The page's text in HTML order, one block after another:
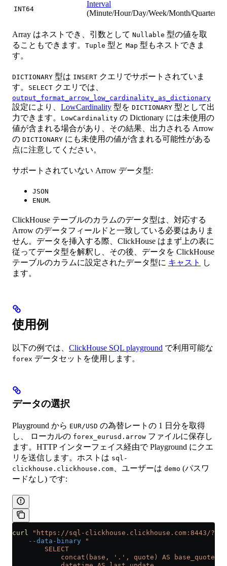
INT64
Interval
(Minute/Hour/Day/Week/Month/Quarter/
Array はネストでき、引数として Nullable 型の値を取
ることもできます。 Tuple 型と Map 型もネストできま
す。
DICTIONARY 型は INSERT クエリでサポートされていま
す。
SELECT クエリでは、
output_format_arrow_low_cardinality_as_dictionary
設定により、 LowCardinality 型を DICTIONARY 型として出
力できます。
LowCardinality の Dictionary には未使用の
値が含まれる場合があり、その結果、出力される Arrow
の DICTIONARY にも未使用の値が含まれる可能性がある
点に注意してください。
サポートされていない Arrow データ型:
JSON
ENUM.
ClickHouse テーブルのカラムのデータ型は、対応する
Arrow のデータフィールドと一致している必要はありま
せん。データを挿入する際、ClickHouse はまず上の表に
従ってデータ型を解釈し、その後、データを ClickHouse
テーブルのカラムに設定されたデータ型に キャスト
し
ます。
使用例
以下の例では、 ClickHouse SQL playground で利用可能な
forex データセットを使用します。
データの選択
Playground から EUR/USD の為替レートの 1 日分を取得
し、 ローカルの forex_eurusd.arrow ファイルに保存し
ます。HTTP インターフェイス経由で Playground にクエ
リを送信します。ホストは sql-
clickhouse.clickhouse.com 、ユーザーは demo (パスワ
ードなし) です:
curl "https://sql-clickhouse.clickhouse.com:8443/
    --data-binary
"
        SELECT
            concat(base, '.', quote) AS base_quote,